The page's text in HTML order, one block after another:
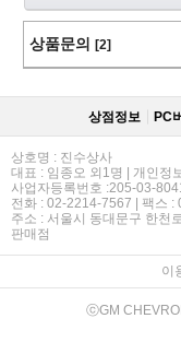
상품문의 [2]
상점정보 PC
상호명 : 진수상사
대표 : 임종오 외1명 | 개인정
사업자등록번호 :205-03-
전화 : 02-2214-7567 | 팩스 :
주소 : 서울시 동대문구 한천
판매점
이
ⓒGM